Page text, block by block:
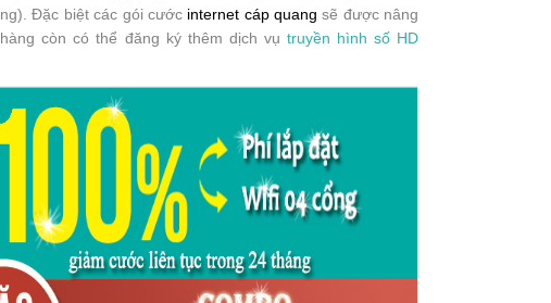
Đặc biệt các gói cước internet cáp quang sẽ được nâng
còn có thể đăng ký thêm dịch vụ truyền hình số HD